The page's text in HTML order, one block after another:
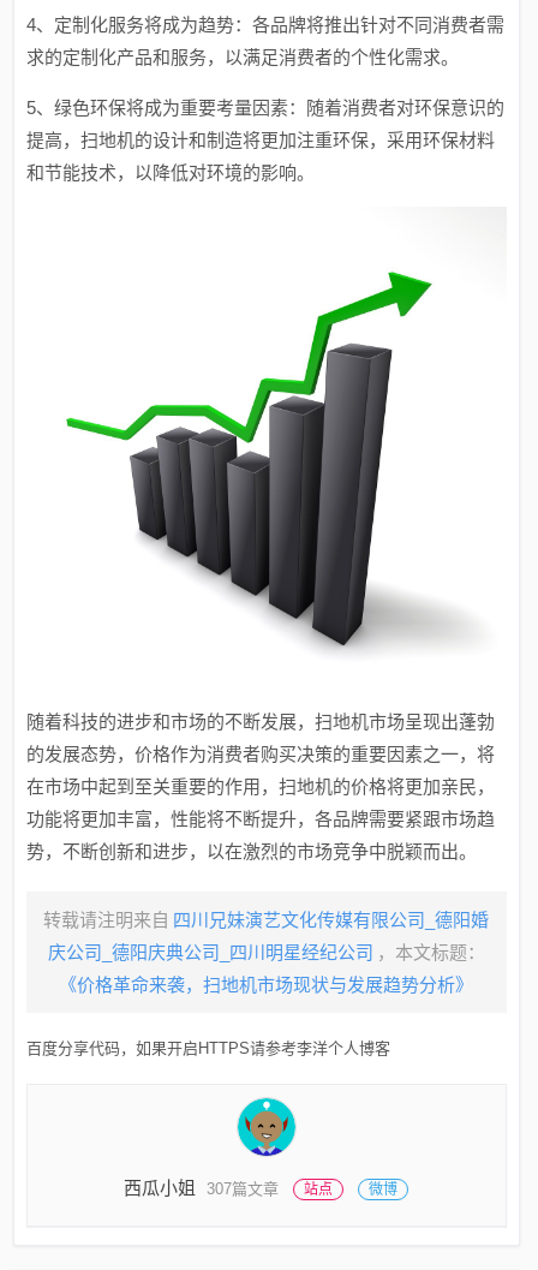
4、定制化服务将成为趋势：各品牌将推出针对不同消费者需
求的定制化产品和服务，以满足消费者的个性化需求。
5、绿色环保将成为重要考量因素：随着消费者对环保意识的
提高，扫地机的设计和制造将更加注重环保，采用环保材料
和节能技术，以降低对环境的影响。
随着科技的进步和市场的不断发展，扫地机市场呈现出蓬勃
的发展态势，价格作为消费者购买决策的重要因素之一，将
在市场中起到至关重要的作用，扫地机的价格将更加亲民，
功能将更加丰富，性能将不断提升，各品牌需要紧跟市场趋
势，不断创新和进步，以在激烈的市场竞争中脱颖而出。
转载请注明来自 四川兄妹演艺文化传媒有限公司_德阳婚
庆公司_德阳庆典公司_四川明星经纪公司 ，本文标题：
《价格革命来袭，扫地机市场现状与发展趋势分析》
百度分享代码，如果开启HTTPS请参考李洋个人博客
西瓜小姐 307篇文章 站点 微博